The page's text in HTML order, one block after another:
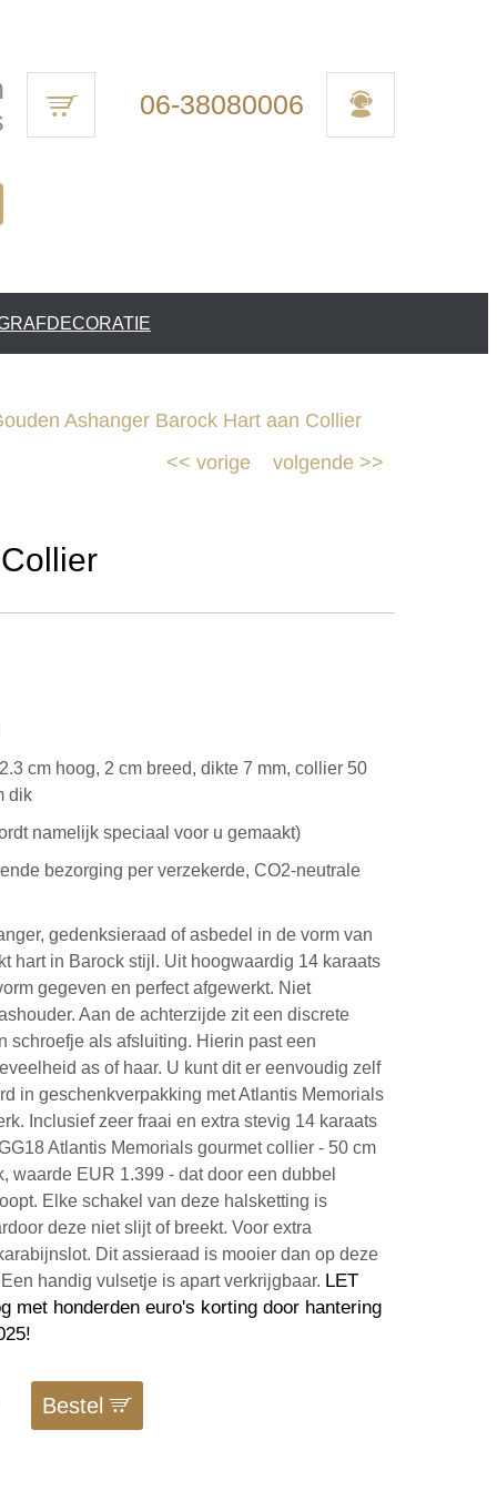
06-38080006
Ashanger Barock Hart aan Collier
volgende >>
<< vorige
cm hoog, 2 cm breed, dikte 7 mm, collier 50
dik
namelijk speciaal voor u gemaakt)
bezorging per verzekerde, CO2-neutrale
gedenksieraad of asbedel in de vorm van
hart in Barock stijl. Uit hoogwaardig 14 karaats
gegeven en perfect afgewerkt. Niet
Aan de achterzijde zit een discrete
schroefje als afsluiting. Hierin past een
as of haar. U kunt dit er eenvoudig zelf
in geschenkverpakking met Atlantis Memorials
Inclusief zeer fraai en extra stevig 14 karaats
Atlantis Memorials gourmet collier - 50 cm
waarde EUR 1.399 - dat door een dubbel
Elke schakel van deze halsketting is
deze niet slijt of breekt. Voor extra
Dit assieraad is mooier dan op deze
handig vulsetje is apart verkrijgbaar. LET
met honderden euro's korting door hantering
Bestel